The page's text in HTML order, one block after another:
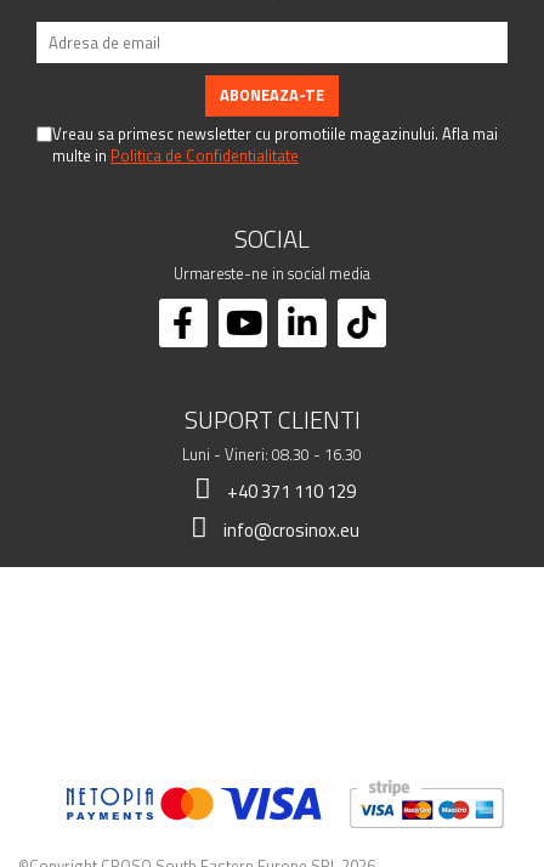
Vreau sa primesc newsletter cu promotiile magazinului. Afla mai
multe in Politica de Confidentialitate
SOCIAL
Urmareste-ne in social media
SUPORT CLIENTI
Luni - Vineri: 08.30 - 16.30
+40 371 110 129
info@crosinox.eu